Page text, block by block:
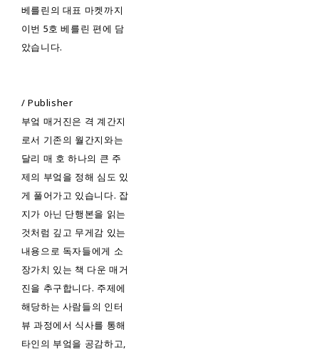
베를린의 대표 마켓까지
이번 5호 베를린 편에 담
았습니다.
/ Publisher
부엌 매거진은 격 계간지
로서 기존의 월간지와는
달리 매 호 하나의 큰 주
제의 부엌을 정해 심도 있
게 풀어가고 있습니다. 잡
지가 아닌 단행본을 읽는
것처럼 깊고 무게감 있는
내용으로 독자들에게 소
장가치 있는 책 다운 매거
진을 추구합니다. 주제에
해당하는 사람들의 인터
뷰 과정에서 식사를 통해
타인의 부엌을 공감하고,